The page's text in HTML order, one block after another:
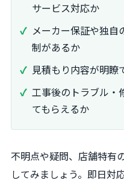
サービス対応か
メーカー保証や独自
制があるか
見積もり内容が明瞭
工事後のトラブル・
てもらえるか
不明点や疑問、店舗特有
してみましょう。即日対